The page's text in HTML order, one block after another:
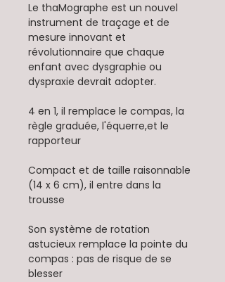
Le thaMographe est un nouvel
instrument de traçage et de
mesure innovant et
révolutionnaire que chaque
enfant avec dysgraphie ou
dyspraxie devrait adopter.
4 en 1, il remplace le compas, la
règle graduée, l'équerre,et le
rapporteur
Compact et de taille raisonnable
(14 x 6 cm), il entre dans la
trousse
Son système de rotation
astucieux remplace la pointe du
compas : pas de risque de se
blesser